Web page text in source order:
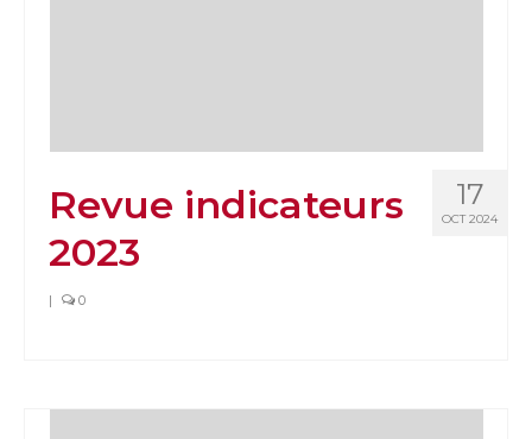
17
OCT 2024
Revue indicateurs
2023
| 0